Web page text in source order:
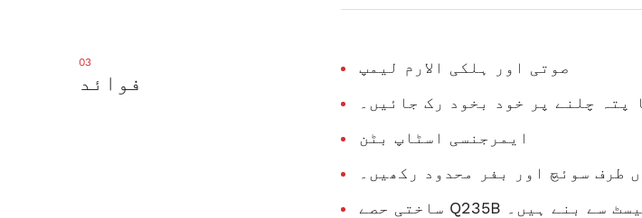
03
فوائد
صوتی اور ہلکی الارم لیمپ
چلنے پر خود بخود رک جائیں۔
ایمرجنسی اسٹاپ بٹن
طرف سوئچ اور بفر محدود رکھیں۔